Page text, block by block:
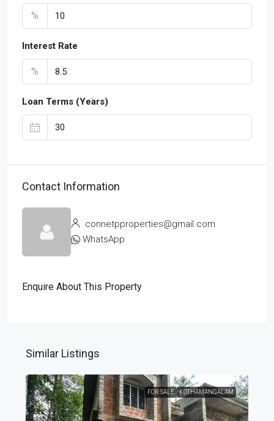
%
Interest Rate
%
Loan Terms (Years)
Contact Information
connetpproperties@gmail.com
WhatsApp
Enquire About This Property
Similar Listings
FOR SALE KOTHAMANGALAM